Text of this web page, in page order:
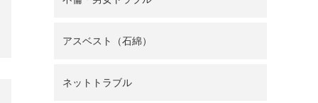
アスベスト（石綿）
ネットトラブル